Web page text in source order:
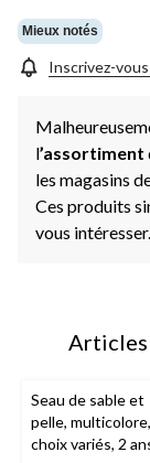
Mieux notés
Inscrivez-
l’assortiment
les magasins
Ces produits
vous intéresser.
Articles
Seau de sable et
pelle, multicolore,
choix variés, 2